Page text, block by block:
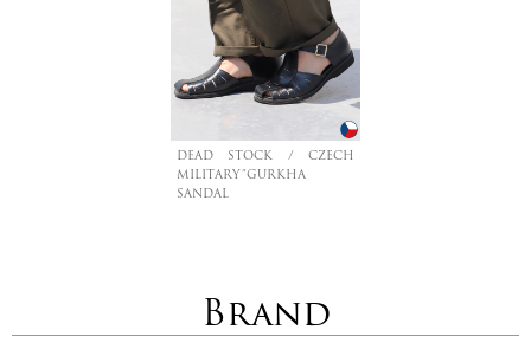
DEAD STOCK / CZECH
MILITARY”GURKHA
SANDAL
Brand